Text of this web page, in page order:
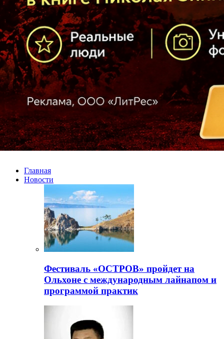
Главная
Новости
Фестиваль «ОСТРОВ» пройдет на
Ольхоне с международным лайнапом и
программой практик